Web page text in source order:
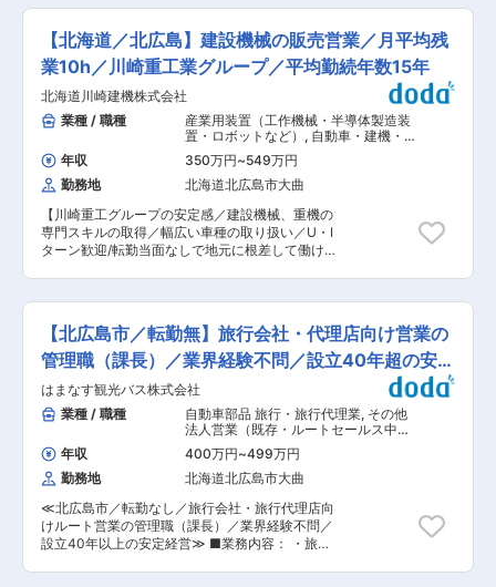
でに2〜3年を見込んでおります。 ■魅力ポイン
ト： ◎安定企業で腰を据えて働けます。 ◎賞与や
手当など、充実の福利厚生です。 ◎ライフステー
ジの変化にも対応可能です。 ■組織構成： ＜本
社＞現在4名（役職者1名、経理・総務・事務3
名） 年齢層は40〜60代の社員が在籍中です。経
験のある方も未経験入社の方も活躍中です。3名
体制で業務を行うので、サポート体制は整ってい
ます。 ■当社について： 倉庫事業・輸送事業
（鉄鋼関連）を中核とする当社は重量物・長尺物
や鋼材倉庫運営（国内大手企業）を中心に輸送を
幅広く展開（北海道・関東圏）しています。現在
も事業を拡大しつづけており、安定した事業基盤
しているスタッフも多数活躍しています。休みの
日は自分の時間や家族との時間を確保できるの
張りが評価される制度なので、中途入社のハンデ
もありません。 変更の範囲：会社の定める業務
す。 ・自動車点検 ・一般整備 ・普通自動車、軽
自動車の車検や修理 ・故障診断業務 ・自動車の
引き取り、回送 ■業務の特徴：お客さまが安心・
安全なカーライフを送れるよう、高い技術力を持
って点検・整備などのアフターサービスを実現す
るのが、テクニカルスタッフの役割です。クルマ
の技術は、環境対応やIT化など日々進化していま
す。技術修得制度や社内の勉強会などを活用し、
技術力を高めていく必要があります。それと同時
に、故障の原因や、整備修理内容をお客さまにわ
かりやすくご説明する能力も求められます。担う
役割は大きいですが、お客さまと直接ふれあうな
かで、お客さまへの貢献を実感できることが多
く、やりがいも大きいといえます。 ■仕事の流
れ： ▽来店…点検・車検・修理のご予約をいただ
いているお客さまをお待ちし、ご来店の連絡が入
有されたら、作業の終了予定時刻を伝えます。 ▽
点検・結果報告…点検の結果部品交換が必要と判
断した場合は、見積額を算出してテクニカルアド
バイザーに伝えます。技術的な内容はテクニカル
スタッフ自らお客さまに対してご説明します。 ▽
整備対応…整備内容をお客さまにご納得いただい
たら、整備作業を行います。難しい整備になる場
合は、先輩社員と一緒に対応します。 ▽引き渡
し…作業が完了したらお車をお引き渡しします。
長いお付き合いをいただくために、おもてなしの
気持ちを込めてお見送りします。 変更の範囲：会
社の定める業務
【北海道／北広島】建設機械の販売営業／月平均残
業10h／川崎重工業グループ／平均勤続年数15年
北海道川崎建機株式会社
業種 / 職種
産業用装置（工作機械・半導体製造装
置・ロボットなど） , 自動車・建機・自
動車部品営業（国内）
年収 350万円~549万円
勤務地
北海道北広島市大曲
【川崎重工グループの安定感／建設機械、重機の
専門スキルの取得／幅広い車種の取り扱い／U・I
ターン歓迎/転勤当面なしで地元に根差して働ける
リー除雪車等の販売営業を行います。主に既存ユ
ーザが対象ですが新規開拓もあります。 おおよ
そ、既存：新規＝9：1の割合です。 ・新規営業は
飛び込み訪問ではなく、紹介やお問い合わせ対応
がメインとなります。 ・また、大手企業への新規
開拓の際には、現場に何度も顔を出し、時間を掛
けて関係構築から行っていただきます。顧客訪問
の際には社有車を利用いただきます。 ■組織構成
や教育体制： ・入社後は、先輩社員と同行訪問を
していただき業務を覚えていただきます。 営業ノ
ルマは個人で持つことは無く、支店全員で目標に
対して数字を追う為、日々数字に追われるような
ストレスなどは基本的にはございません。 ■就業
環境： ・就業時間は8：30〜17：30（実働8時間
／休憩１時間）ですが、1年単位の変形労働時間
制を採用しております。R5年度は、年間休日115
【北広島市／転勤無】旅行会社・代理店向け営業の
管理職（課長）／業界経験不問／設立40年超の安定
経営
はまなす観光バス株式会社
業種 / 職種
自動車部品 旅行・旅行代理業, その他
法人営業（既存・ルートセールス中
心） 旅行手配員・添乗員・ツアーコン
ダクター
年収 400万円~499万円
勤務地
北海道北広島市大曲
≪北広島市／転勤なし／旅行会社・旅行代理店向
けルート営業の管理職（課長）／業界経験不問／
設立40年以上の安定経営≫ ■業務内容： ・旅程